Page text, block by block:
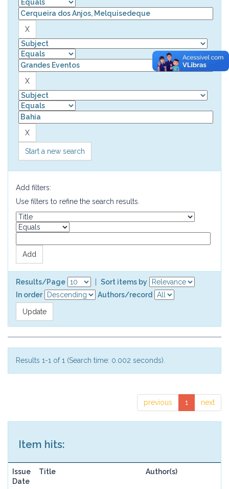
Start a new search
Add filters:
Use filters to refine the search results.
Results/Page
Sort items by
In order
Authors/record
Results 1-1 of 1 (Search time: 0.002 seconds).
previous 1 next
Item hits:
Issue
Date
Title Author(s)